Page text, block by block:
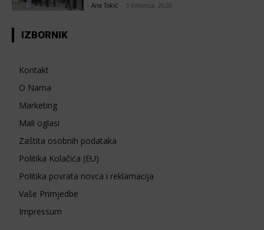
Ana Tokić 3 kolovoza, 2026
IZBORNIK
Kontakt
O Nama
Marketing
Mali oglasi
Zaštita osobnih podataka
Politika Kolačića (EU)
Politika povrata novca i reklamacija
Vaše Primjedbe
Impressum